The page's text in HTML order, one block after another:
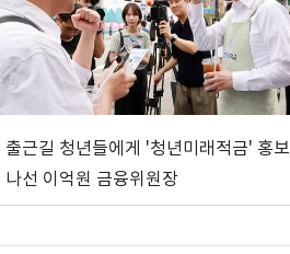
출근길 청년들에게 '청년미래적금' 홍보
나선 이억원 금융위원장